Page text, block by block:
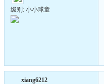
级别: 小小球童
xiang6212